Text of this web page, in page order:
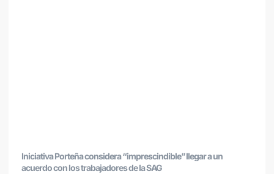
Iniciativa Porteña considera “imprescindible” llegar a un
acuerdo con los trabajadores de la SAG